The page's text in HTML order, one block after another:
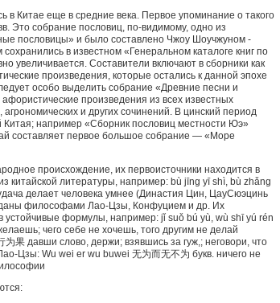
в Китае еще в средние века. Первое упоминание о такого
Это собрание пословиц, по-видимому, одно из
пословицы» и было составлено Чжоу Шоучжуном -
в известном «Генеральном каталоге книг по
увеличивается. Составители включают в сборники как
произведения, которые остались к данной эпохе
особо выделить собрание «Древние песни и
произведения из всех известных
и других сочинений. В цинский период
Китая; например «Сборник пословиц местности Юэ»
составляет первое большое собрание — «Море
происхождение, их первоисточники находится в
китайской литературы, например: bù jīng yī shì, bù zhǎng
делает человека умнее (Династия Цин, ЦауСюэцинь
философами Лао-Цзы, Конфуцием и др. Их
устойчивые формулы, например: jǐ suǒ bú yù, wù shī yú rén
чего себе не хочешь, того другим не делай
果 давши слово, держи; взявшись за гуж,; неговори, что
Цзы: Wu wei er wu buwei 无为而无不为 букв. ничего не